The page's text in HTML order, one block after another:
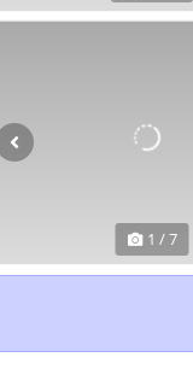
1 / 7